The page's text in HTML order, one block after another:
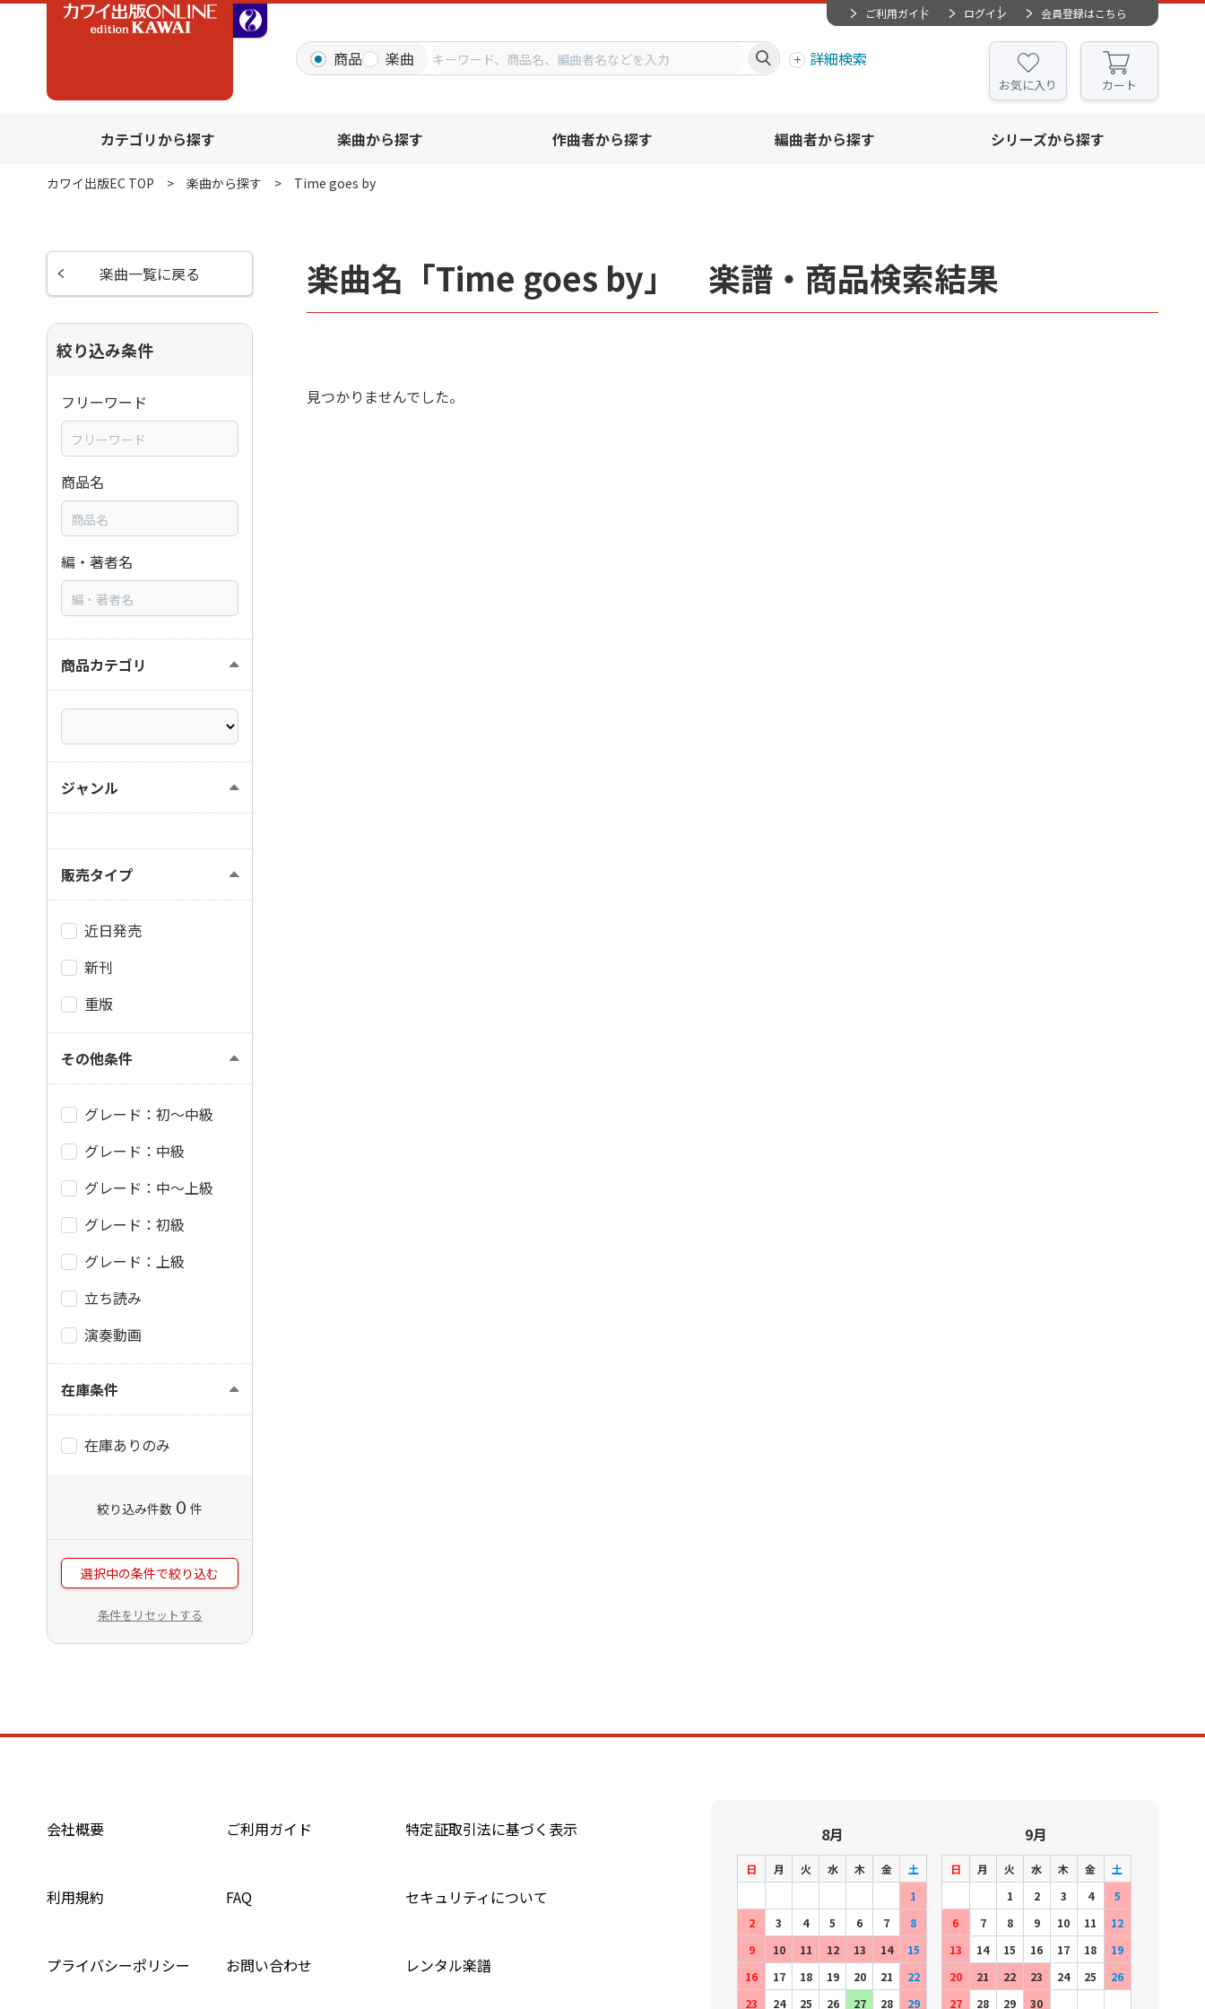
ご利用ガイド ログイン 会員登録はこちら
商品 楽曲 詳細検索
お気に入り カート
カテゴリから探す 楽曲から探す 作曲者から探す 編曲者から探す シリーズから探す
カワイ出版EC TOP 楽曲から探す Time goes by
楽曲名「Time goes by」 楽譜・商品検索結果
見つかりませんでした。
楽曲一覧に戻る
絞り込み条件
フリーワード
商品名
編・著者名
商品カテゴリ
ジャンル
販売タイプ
近日発売
新刊
重版
その他条件
グレード：初～中級
グレード：中級
グレード：中～上級
グレード：初級
グレード：上級
立ち読み
演奏動画
在庫条件
在庫ありのみ
絞り込み件数 0 件
選択中の条件で絞り込む
条件をリセットする
会社概要 ご利用ガイド 特定証取引法に基づく表示
利用規約 FAQ セキュリティについて
プライバシーポリシー お問い合わせ レンタル楽譜
8月
日 月 火 水 木 金
土
1
2
3 4 5 6 7
8
9
10 11 12 13 14
15
16
17 18 19 20 21
22
23
24 25 26 27 28 29
9月
日 月 火 水 木 金
土
1
2 3 4
5
6
7 8 9 10 11
12
13
14 15 16 17 18
19
20
21 22 23 24 25
26
27
28 29 30